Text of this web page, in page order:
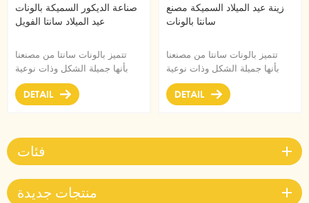
صناعة الديكور السميكة بالونات
عيد الميلاد سانتا الفويل
تتميز بالونات سانتا من مصنعنا
بأنها جميلة الشكل وذات نوعية
جيدة ووقت تشبع طويل. إنها
DETAIL
زينة عيد الميلاد السميكة مصنع
سانتا بالونات
تتميز بالونات سانتا من مصنعنا
بأنها جميلة الشكل وذات نوعية
جيدة ووقت تشبع طويل. إنها
DETAIL
فئات
منتجات جديدة